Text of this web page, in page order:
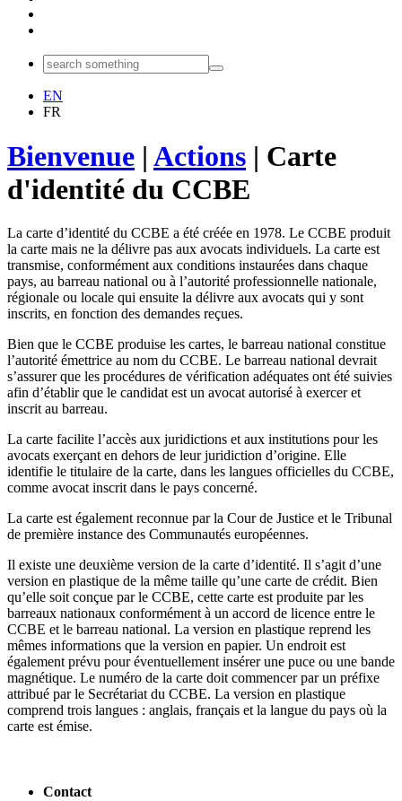
EN
FR
Bienvenue | Actions | Carte
d'identité du CCBE
La carte d’identité du CCBE a été créée en 1978. Le CCBE produit
la carte mais ne la délivre pas aux avocats individuels. La carte est
transmise, conformément aux conditions instaurées dans chaque
pays, au barreau national ou à l’autorité professionnelle nationale,
régionale ou locale qui ensuite la délivre aux avocats qui y sont
inscrits, en fonction des demandes reçues.
Bien que le CCBE produise les cartes, le barreau national constitue
l’autorité émettrice au nom du CCBE. Le barreau national devrait
s’assurer que les procédures de vérification adéquates ont été suivies
afin d’établir que le candidat est un avocat autorisé à exercer et
inscrit au barreau.
La carte facilite l’accès aux juridictions et aux institutions pour les
avocats exerçant en dehors de leur juridiction d’origine. Elle
identifie le titulaire de la carte, dans les langues officielles du CCBE,
comme avocat inscrit dans le pays concerné.
La carte est également reconnue par la Cour de Justice et le Tribunal
de première instance des Communautés européennes.
Il existe une deuxième version de la carte d’identité. Il s’agit d’une
version en plastique de la même taille qu’une carte de crédit. Bien
qu’elle soit conçue par le CCBE, cette carte est produite par les
barreaux nationaux conformément à un accord de licence entre le
CCBE et le barreau national. La version en plastique reprend les
mêmes informations que la version en papier. Un endroit est
également prévu pour éventuellement insérer une puce ou une bande
magnétique. Le numéro de la carte doit commencer par un préfixe
attribué par le Secrétariat du CCBE. La version en plastique
comprend trois langues : anglais, français et la langue du pays où la
carte est émise.
Contact